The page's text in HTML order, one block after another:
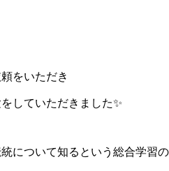
をいただき
していただきました✨
について知るという総合学習